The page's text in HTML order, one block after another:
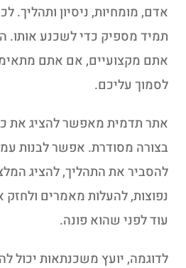
אדם, מומחיות, ניסיון ותהליך.
תמיד מספיק כדי לשכנע אותו.
אתם מקצועיים, אם אתם
לסמוך עליכם.
אתר תדמית מאפשר להציג את
בצורה מסודרת. אפשר לבנות
להסביר את התהליך, להציג
נפוצות, להעלות מאמרים
עוד לפני שהוא פונה.
לדוגמה, יועץ משכנתאות יכול